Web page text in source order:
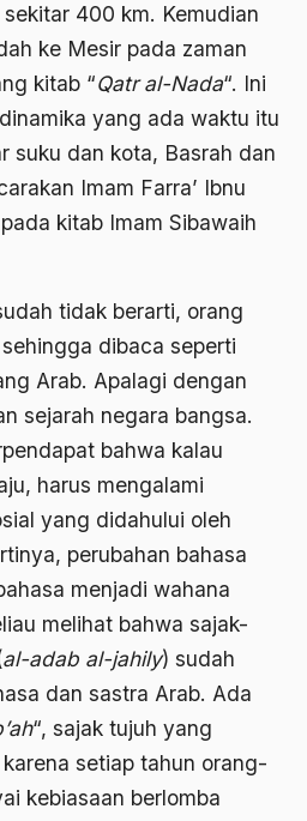
400 km. Kemudian
ke Mesir pada zaman
kitab “Qatr al-Nada“. Ini
yang ada waktu itu
suku dan kota, Basrah dan
Imam Farra’ Ibnu
kitab Imam Sibawaih
tidak berarti, orang
dibaca seperti
Arab. Apalagi dengan
sejarah negara bangsa.
bahwa kalau
harus mengalami
yang didahului oleh
perubahan bahasa
menjadi wahana
melihat bahwa sajak-
al-adab al-jahily) sudah
dan sastra Arab. Ada
“, sajak tujuh yang
setiap tahun orang-
kebiasaan berlomba